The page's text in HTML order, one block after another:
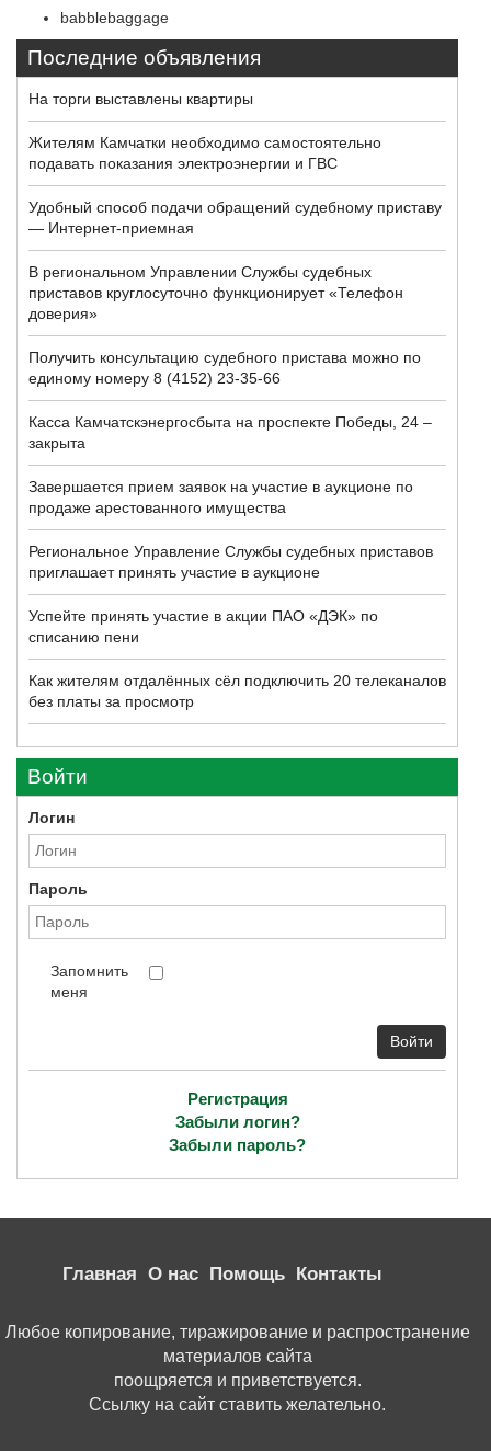
babblebaggage
Последние объявления
На торги выставлены квартиры
Жителям Камчатки необходимо самостоятельно
подавать показания электроэнергии и ГВС
Удобный способ подачи обращений судебному приставу
— Интернет-приемная
В региональном Управлении Службы судебных
приставов круглосуточно функционирует «Телефон
доверия»
Получить консультацию судебного пристава можно по
единому номеру 8 (4152) 23-35-66
Касса Камчатскэнергосбыта на проспекте Победы, 24 –
закрыта
Завершается прием заявок на участие в аукционе по
продаже арестованного имущества
Региональное Управление Службы судебных приставов
приглашает принять участие в аукционе
Успейте принять участие в акции ПАО «ДЭК» по
списанию пени
Как жителям отдалённых сёл подключить 20 телеканалов
без платы за просмотр
Войти
Логин
Пароль
Запомнить
меня
Войти
Регистрация
Забыли логин?
Забыли пароль?
Главная О нас Помощь Контакты
Любое копирование, тиражирование и распространение
материалов сайта
поощряется и приветствуется.
Ссылку на сайт ставить желательно.